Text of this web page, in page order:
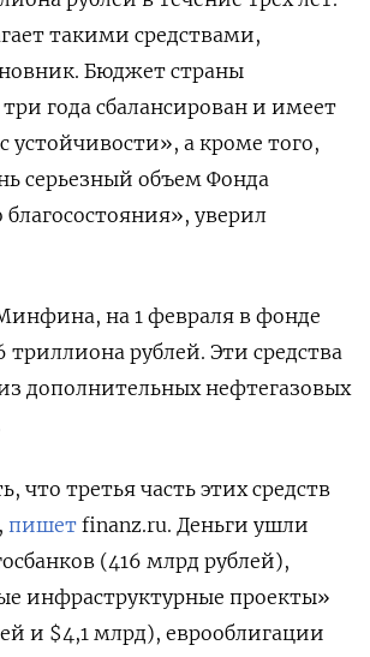
ПОДПИСАТЬСЯ
такими средствами,
Бюджет страны
года сбалансирован и имеет
а кроме того,
серьезный объем Фонда
уверил
на 1 февраля в фонде
триллиона рублей. Эти средства
дополнительных нефтегазовых
что третья часть этих средств
пишет finanz.ru. Деньги ушли
(416 млрд рублей),
инфраструктурные проекты»
и $4,1 млрд), еврооблигации